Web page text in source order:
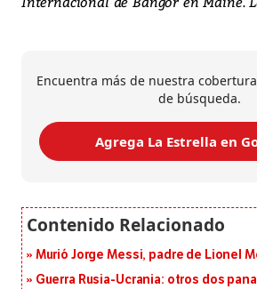
Encuentra más de nuestra
de búsqueda.
Agrega La Estrella en
Murió Jorge Messi, padre de Lionel
Guerra Rusia-Ucrania: otros dos